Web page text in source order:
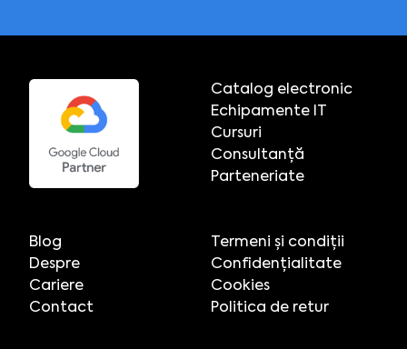
Catalog electronic
Echipamente IT
Cursuri
Consultanță
Parteneriate
Blog
Despre
Cariere
Contact
Termeni și condiții
Confidențialitate
Cookies
Politica de retur